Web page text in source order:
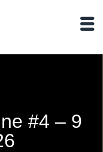
#4 – 9